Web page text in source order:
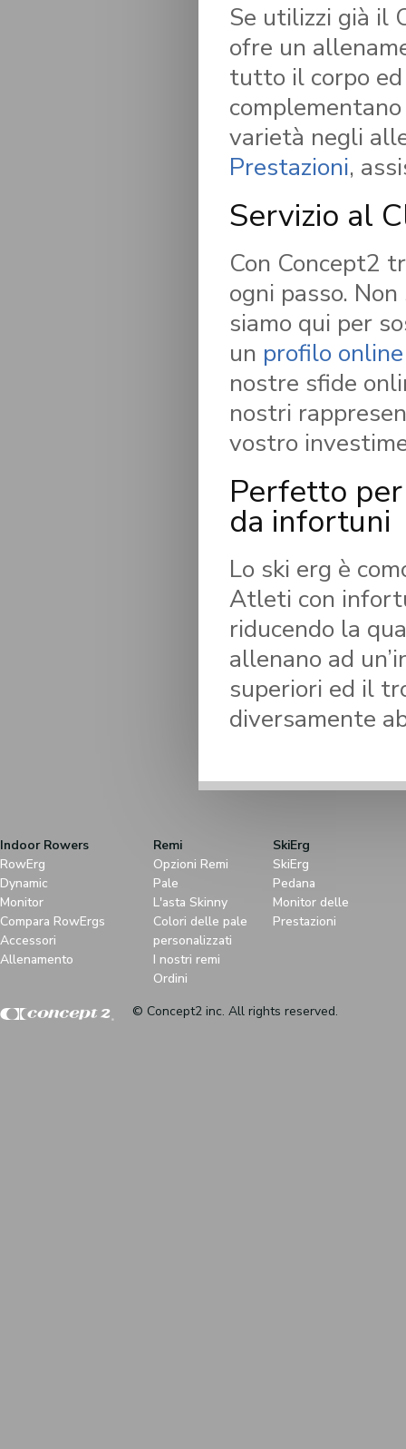
Se utilizzi già il
ofre un
tutto il corpo
varietà negli
Prestazioni,
Servizio al
Con Concept2
ogni passo.
siamo qui per
un profilo online
nostre sfide
nostri
vostro
Perfetto
da infortuni
Lo ski erg è
Atleti con
riducendo la
allenano ad
superiori ed il
diversamente
Indoor Rowers
RowErg
Dynamic
Monitor
Compara RowErgs
Accessori
Allenamento
Remi
Opzioni Remi
Pale
L'asta Skinny
Colori delle pale
personalizzati
I nostri remi
Ordini
SkiErg
SkiErg
Pedana
Monitor delle
Prestazioni
© Concept2 inc. All rights reserved.